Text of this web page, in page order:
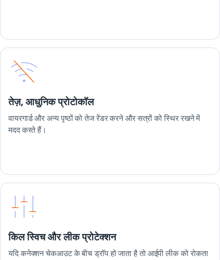
तेज़, आधुनिक प्रोटोकॉल
वायरगार्ड और अन्य पृष्ठों को तेज रेंडर करने और सत्रों को स्थिर रखने में
मदद करते हैं।
किल स्विच और लीक प्रोटेक्शन
यदि कनेक्शन चेकआउट के बीच ड्रॉप हो जाता है तो आईपी लीक को रोकता